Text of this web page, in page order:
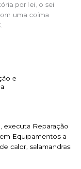
por lei, o sei
uma coima
e
, executa Reparação
Equipamentos a
calor, salamandras